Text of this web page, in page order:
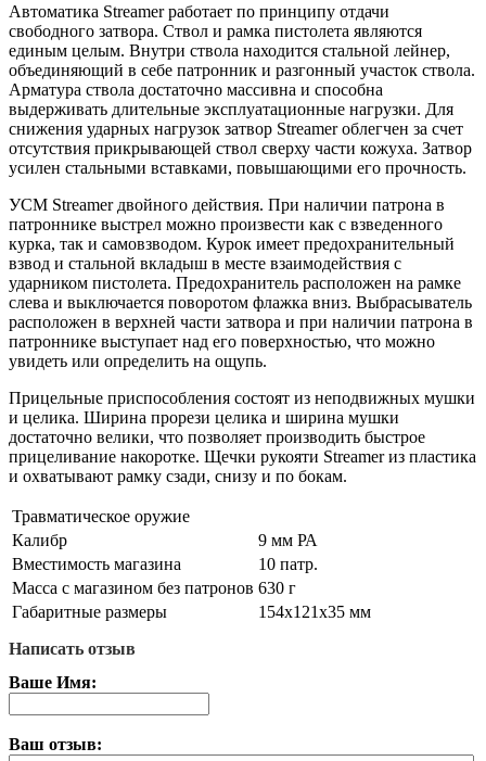
Автоматика Streamer работает по принципу отдачи
свободного затвора. Ствол и рамка пистолета являются
единым целым. Внутри ствола находится стальной лейнер,
объединяющий в себе патронник и разгонный участок ствола.
Арматура ствола достаточно массивна и способна
выдерживать длительные эксплуатационные нагрузки. Для
снижения ударных нагрузок затвор Streamer облегчен за счет
отсутствия прикрывающей ствол сверху части кожуха. Затвор
усилен стальными вставками, повышающими его прочность.
УСМ Streamer двойного действия. При наличии патрона в
патроннике выстрел можно произвести как с взведенного
курка, так и самовзводом. Курок имеет предохранительный
взвод и стальной вкладыш в месте взаимодействия с
ударником пистолета. Предохранитель расположен на рамке
слева и выключается поворотом флажка вниз. Выбрасыватель
расположен в верхней части затвора и при наличии патрона в
патроннике выступает над его поверхностью, что можно
увидеть или определить на ощупь.
Прицельные приспособления состоят из неподвижных мушки
и целика. Ширина прорези целика и ширина мушки
достаточно велики, что позволяет производить быстрое
прицеливание накоротке. Щечки рукояти Streamer из пластика
и охватывают рамку сзади, снизу и по бокам.
Травматическое оружие
Калибр
9 мм РА
Вместимость магазина
10 патр.
Масса с магазином без патронов 630 г
Габаритные размеры
154х121х35 мм
Написать отзыв
Ваше Имя:
Ваш отзыв: